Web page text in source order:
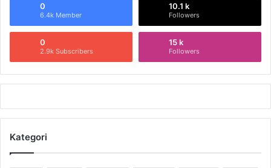
0
6.4k Member
10.1 k
Followers
0
2.9k Subscribers
15 k
Followers
Kategori